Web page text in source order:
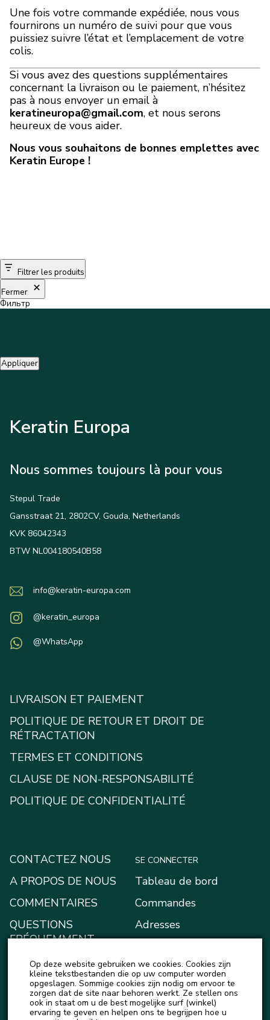
Une fois votre commande expédiée, nous vous
fournirons un numéro de suivi pour que vous
puissiez suivre l’état et l’emplacement de votre
colis.
Si vous avez des questions supplémentaires
concernant la livraison ou le paiement, n’hésitez
pas à nous envoyer un email à
keratineuropa@gmail.com, et nous serons
heureux de vous aider.
Nous vous souhaitons de bonnes emplettes avec
Keratin Europe !
Filtrer les produits
Fermer
Фильтр
Appliquer
Keratin Europa
Nous sommes toujours là pour vous
Stepul Trade
Gansstraat 21, 2802CV, Gouda, Netherlands
KVK 86042343
BTW NL004180540B58
info@keratin-europa.com
@keratin_europa
@WhatsApp
LIVRAISON ET PAIEMENT
POLITIQUE DE RETOUR ET DROIT DE
RÉTRACTATION
TERMES ET CONDITIONS
CLAUSE DE NON-RESPONSABILITÉ
POLITIQUE DE CONFIDENTIALITÉ
CONTACTEZ NOUS
A PROPOS DE NOUS
COMMENTAIRES
QUESTIONS
FRÉQUEMMENT
BLOG
ACTUALITÉS
SE CONNECTER
Tableau de bord
Commandes
Adresses
Mon portefeuille
Account details
Logout
Op deze website gebruiken we cookies. Cookies zijn
kleine tekstbestanden die op uw computer worden
opgeslagen. Sommige cookies zijn nodig om ervoor te
zorgen dat de site naar behoren werkt. Ze stellen ons
ook in staat om u de best mogelijke surf (winkel)
ervaring te geven en helpen ons te begrijpen hoe u